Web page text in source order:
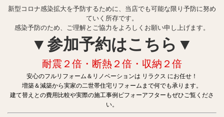
新型コロナ感染拡大を予防するために、当店でも可能な限り予防に努め
ていく所存です。
感染予防のため、ご理解とご協力をよろしくお願い申し上げます。
▼参加予約はこちら▼
耐震２倍・断熱２倍・収納２倍
安心のフルリフォーム＆リノベーションは リラクス にお任せ！
増築＆減築から実家の二世帯住宅リフォームまで何でも承ります。
建て替えとの費用比較や実際の施工事例ビフォーアフターもぜひご覧くださ
い。